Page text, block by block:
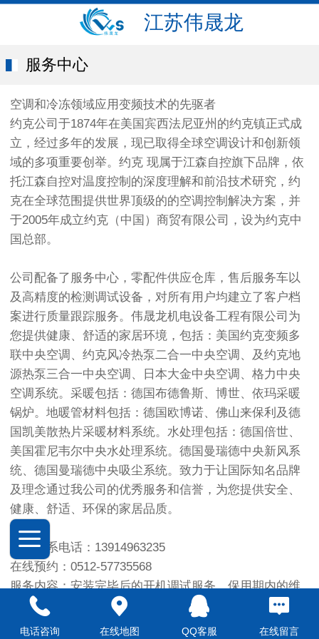
江苏伟晟龙
服务中心
空调和冷冻领域应用变频技术的先驱者
约克公司于1874年在美国宾西法尼亚州的约克镇正式成
立，经过多年的发展，现已取得全球空调设计和创新领
域的多项重要创举。约克 现属于江森自控旗下品牌，依
托江森自控对温度控制的深度理解和前沿技术研究，约
克在全球范围提供世界顶级的的空调控制解决方案，并
于2005年成立约克（中国）商贸有限公司，设为约克中
国总部。
公司配备了服务中心，零配件供应仓库，售后服务车以
及高精度的检测调试设备，对所有用户均建立了客户档
案进行质量跟踪服务。伟晟龙机电设备工程有限公司为
您提供健康、舒适的家居环境，包括：美国约克变频多
联中央空调、约克风冷热泵二合一中央空调、及约克地
源热泵三合一中央空调、日本大金中央空调、格力中央
空调系统。采暖包括：德国布德鲁斯、博世、依玛采暖
锅炉。地暖管材料包括：德国欧博诺、佛山来保利及德
国凯美散热片采暖材料系统。水处理包括：德国倍世、
美国霍尼韦尔中央水处理系统。德国曼瑞德中央新风系
统、德国曼瑞德中央吸尘系统。致力于让国际知名品牌
及理念通过我公司的优秀服务和信誉，为您提供安全、
健康、舒适、环保的家居品质。
全国联系电话：13914963235
在线预约：0512-57735568
服务内容：安装完毕后的开机调试服务、保用期内的维
修服务、针对服务的投诉；
需要提供的信息：空调设备的型号、购买日期、详细地
电话咨询 在线地图 QQ客服 在线留言